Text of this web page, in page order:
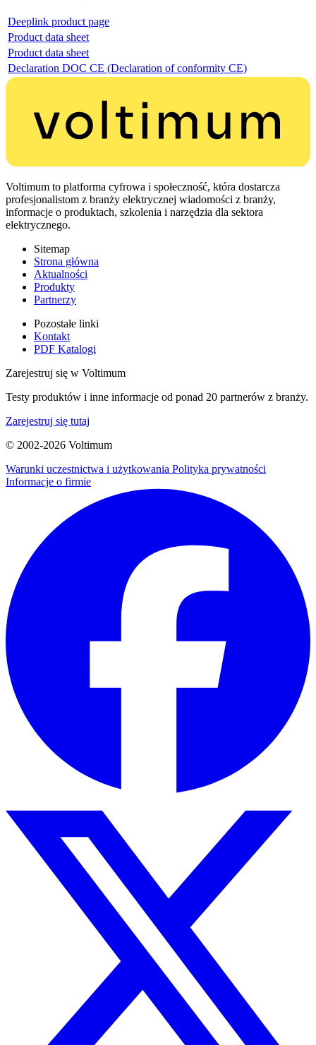
Deeplink product page
Product data sheet
Product data sheet
Declaration DOC CE (Declaration of conformity CE)
Voltimum to platforma cyfrowa i społeczność, która dostarcza
profesjonalistom z branży elektrycznej wiadomości z branży,
informacje o produktach, szkolenia i narzędzia dla sektora
elektrycznego.
Sitemap
Strona główna
Aktualności
Produkty
Partnerzy
Pozostałe linki
Kontakt
PDF Katalogi
Zarejestruj się w Voltimum
Testy produktów i inne informacje od ponad 20 partnerów z branży.
Zarejestruj się tutaj
© 2002-2026 Voltimum
Warunki uczestnictwa i użytkowania Polityka prywatności
Informacje o firmie